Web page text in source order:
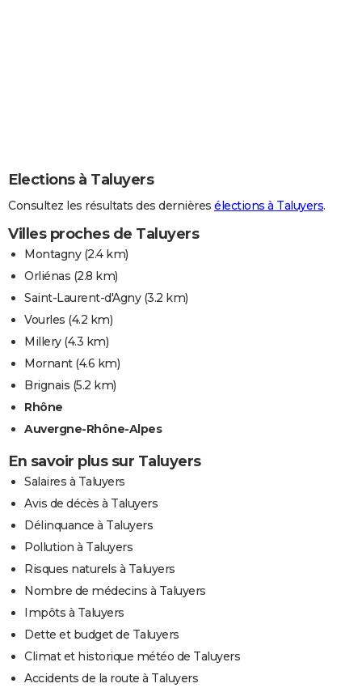
Elections à Taluyers
Consultez les résultats des dernières élections à Taluyers.
Villes proches de Taluyers
Montagny(2.4 km)
Orliénas (2.8 km)
Saint-Laurent-d'Agny(3.2 km)
Vourles (4.2 km)
Millery(4.3 km)
Mornant(4.6 km)
Brignais (5.2 km)
Rhône
Auvergne-Rhône-Alpes
En savoir plus sur Taluyers
Salaires à Taluyers
Avis de décès à Taluyers
Délinquance à Taluyers
Pollution à Taluyers
Risques naturels à Taluyers
Nombre de médecins à Taluyers
Impôts à Taluyers
Dette et budget de Taluyers
Climat et historique météo de Taluyers
Accidents de la route à Taluyers